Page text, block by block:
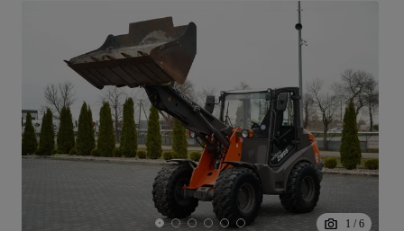
1 / 6